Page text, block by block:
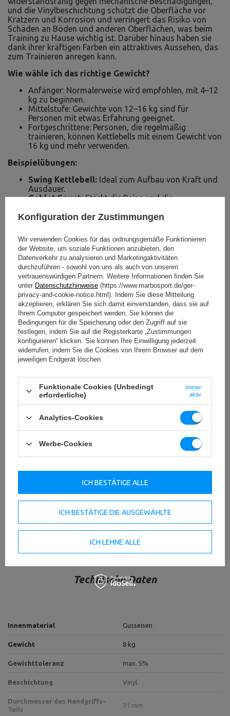
und die Vinylbeschichtung schützt die Oberfläche vor
Kratzern und Korrosion und verringert das Risiko von
Schäden an Böden und anderen Oberflächen, was beim
Training zu Hause wichtig ist. Darüber hinaus haben sie
dank ihrer kräftigen Farben ein attraktives Aussehen, das
zum Trainieren anregen kann.
Wie wähle ich das richtige Gewicht?
Anfänger: Normalerweise wird empfohlen, mit 4–12
kg zu beginnen.
Mittelstufe: Gewichte von 12–16 kg sind für
Personen mit etwas Erfahrung geeignet.
Fortgeschrittene: Personen, die regelmäßig
trainieren, können Kettlebells mit einem Gewicht von
16 kg und mehr verwenden.
Beispielübungen:
Swing Kettlebell: Ideal zum Aufbau von Kraft und
Ausdauer.
Goblet Squat:Stärkt die Beine und die
Kettlebell Press:Konzentriert sich auf die Arme
HERUNTERLADEN
Technische Daten
Innenmaterial Gusseisen
Gewicht 8 kg
Gewichttoleranz max. 5%
Beschichtung Vinyl
Durchmesser des Handgriffs-
Teils
31 mm
Konfiguration der Zustimmungen
Wir verwenden Cookies für das ordnungsgemäße Funktionieren
der Website, um soziale Funktionen anzubieten, den
Datenverkehr zu analysieren und Marketingaktivitäten
durchzuführen - sowohl von uns als auch von unseren
vertrauenswürdigen Partnern. Weitere Informationen finden Sie
unter Datenschutzhinweise (https://www.marbosport.de/ger-
privacy-and-cookie-notice.html). Indem Sie diese Mitteilung
akzeptieren, erklären Sie sich damit einverstanden, dass sie auf
Ihrem Computer gespeichert werden. Sie können die
Bedingungen für die Speicherung oder den Zugriff auf sie
festlegen, indem Sie auf die Registerkarte „Zustimmungen
konfigurieren“ klicken. Sie können Ihre Einwilligung jederzeit
widerrufen, indem Sie die Cookies von Ihrem Browser auf dem
jeweiligen Endgerät löschen.
Funktionale Cookies (Unbedingt
erforderliche)
Immer
aktiv
Analytics-Cookies
Werbe-Cookies
ICH BESTÄTIGE DIE AUSGEWÄHLTE
ICH LEHNE ALLE
ICH BESTÄTIGE ALLE